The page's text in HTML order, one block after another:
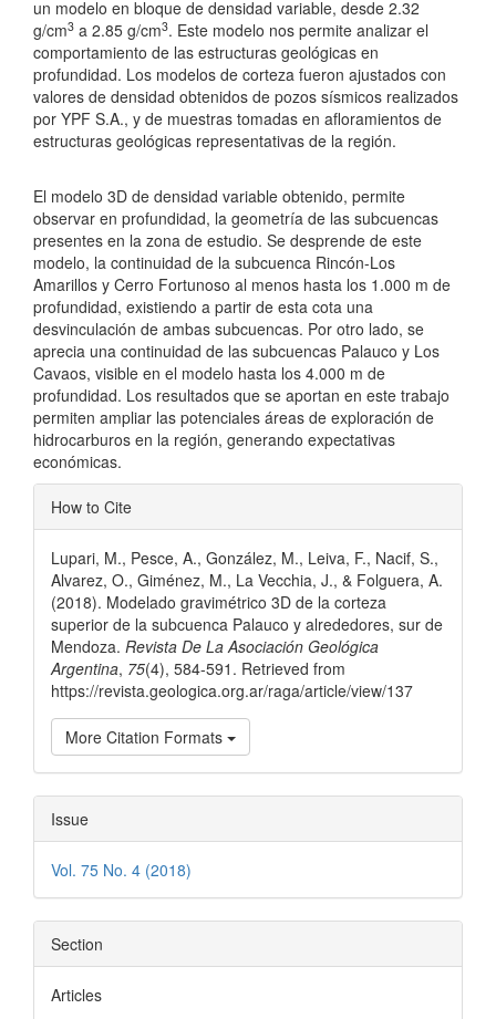
un modelo en bloque de densidad variable, desde 2.32
g/cm3 a 2.85 g/cm3. Este modelo nos permite analizar el
comportamiento de las estructuras geológicas en
profundidad. Los modelos de corteza fueron ajustados con
valores de densidad obtenidos de pozos sísmicos realizados
por YPF S.A., y de muestras tomadas en afloramientos de
estructuras geológicas representativas de la región.
El modelo 3D de densidad variable obtenido, permite
observar en profundidad, la geometría de las subcuencas
presentes en la zona de estudio. Se desprende de este
modelo, la continuidad de la subcuenca Rincón-Los
Amarillos y Cerro Fortunoso al menos hasta los 1.000 m de
profundidad, existiendo a partir de esta cota una
desvinculación de ambas subcuencas. Por otro lado, se
aprecia una continuidad de las subcuencas Palauco y Los
Cavaos, visible en el modelo hasta los 4.000 m de
profundidad. Los resultados que se aportan en este trabajo
permiten ampliar las potenciales áreas de exploración de
hidrocarburos en la región, generando expectativas
económicas.
Article
Details
How to Cite
Lupari, M., Pesce, A., González, M., Leiva, F., Nacif, S.,
Alvarez, O., Giménez, M., La Vecchia, J., & Folguera, A.
(2018). Modelado gravimétrico 3D de la corteza
superior de la subcuenca Palauco y alrededores, sur de
Mendoza. Revista De La Asociación Geológica
Argentina, 75(4), 584-591. Retrieved from
https://revista.geologica.org.ar/raga/article/view/137
More Citation Formats
Issue
Vol. 75 No. 4 (2018)
Section
Articles